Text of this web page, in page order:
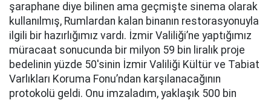
şaraphane diye bilinen ama geçmişte sinema olarak
kullanılmış, Rumlardan kalan binanın restorasyonuyla
ilgili bir hazırlığımız vardı. İzmir Valiliği’ne yaptığımız
müracaat sonucunda bir milyon 59 bin liralık proje
bedelinin yüzde 50'sinin İzmir Valiliği Kültür ve Tabiat
Varlıkları Koruma Fonu’ndan karşılanacağının
protokolü geldi. Onu imzaladım, yaklaşık 500 bin